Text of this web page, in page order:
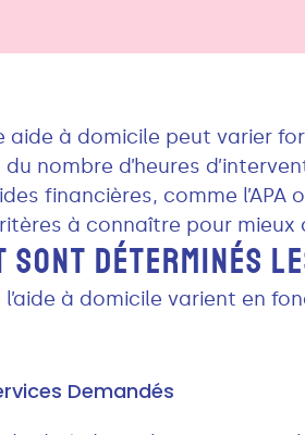
aide à domicile peut varier
nombre d’heures
financières, comme
à connaître pour
SONT DÉTERMINÉS
à domicile varient en
Demandés